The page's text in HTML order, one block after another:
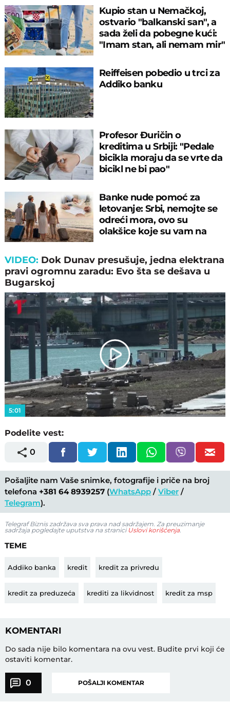
Kupio stan u Nemačkoj,
ostvario "balkanski san", a
sada želi da pobegne kući:
"Imam stan, ali nemam mir"
Reiffeisen pobedio u trci za
Addiko banku
Profesor Đuričin o
kreditima u Srbiji: "Pedale
bicikla moraju da se vrte da
bicikl ne bi pao"
Banke nude pomoć za
letovanje: Srbi, nemojte se
odreći mora, ovo su
olakšice koje su vam na
VIDEO: Dok Dunav presušuje, jedna elektrana
pravi ogromnu zaradu: Evo šta se dešava u
Bugarskoj
Play
Video
5:01
Podelite vest:
0
Pošaljite nam Vaše snimke, fotografije i priče na broj
telefona +381 64 8939257 (WhatsApp /Viber /
Telegram).
Telegraf Biznis zadržava sva prava nad sadržajem. Za preuzimanje
sadržaja pogledajte uputstva na stranici Uslovi korišćenja.
TEME
Addiko banka kredit kredit za privredu
kredit za preduzeća krediti za likvidnost kredit za msp
KOMENTARI
Do sada nije bilo komentara na ovu vest. Budite prvi koji će
ostaviti komentar.
0 POŠALJI KOMENTAR